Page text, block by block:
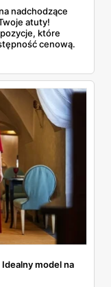
nadchodzące
atuty!
które
cenową.
model na